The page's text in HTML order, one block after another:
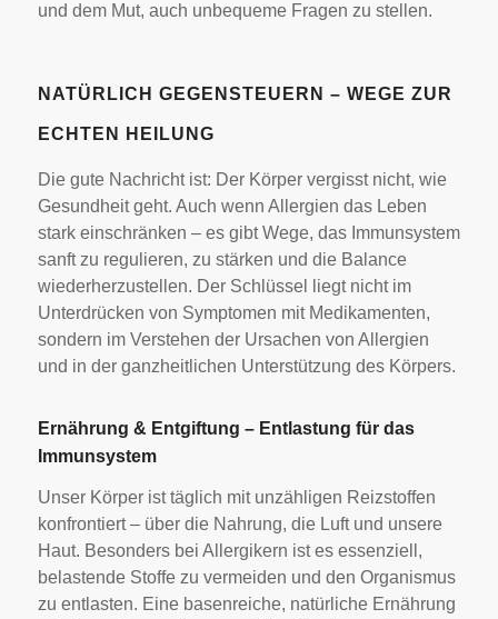
und dem Mut, auch unbequeme Fragen zu stellen.
NATÜRLICH GEGENSTEUERN – WEGE ZUR
ECHTEN HEILUNG
Die gute Nachricht ist: Der Körper vergisst nicht, wie
Gesundheit geht. Auch wenn Allergien das Leben
stark einschränken – es gibt Wege, das Immunsystem
sanft zu regulieren, zu stärken und die Balance
wiederherzustellen. Der Schlüssel liegt nicht im
Unterdrücken von Symptomen mit Medikamenten,
sondern im Verstehen der Ursachen von Allergien
und in der ganzheitlichen Unterstützung des Körpers.
Ernährung & Entgiftung – Entlastung für das
Immunsystem
Unser Körper ist täglich mit unzähligen Reizstoffen
konfrontiert – über die Nahrung, die Luft und unsere
Haut. Besonders bei Allergikern ist es essenziell,
belastende Stoffe zu vermeiden und den Organismus
zu entlasten. Eine basenreiche, natürliche Ernährung